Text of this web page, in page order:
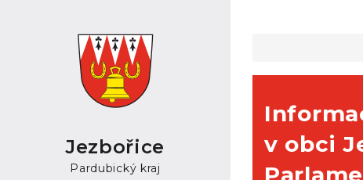
Jezbořice
Pardubický kraj
v obci